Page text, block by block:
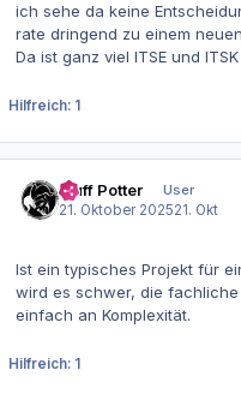
ich sehe da keine
rate dringend zu einem
Da ist ganz viel ITSE und
Hilfreich: 1
Muff Potter
User
21. Oktober 202521. Okt
Ist ein typisches Projekt für
wird es schwer, die
einfach an Komplexität.
Hilfreich: 1